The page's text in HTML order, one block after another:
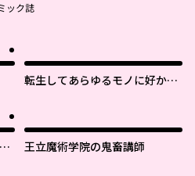
ック誌
転生してあらゆるモノに好かれ
王立魔術学院の鬼畜講師